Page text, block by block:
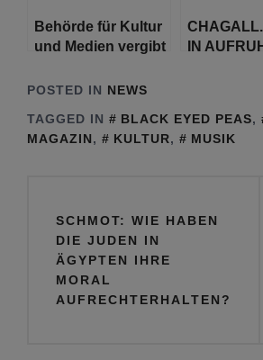
Behörde für Kultur
und Medien vergibt
und weitere
Bildende Kunst in
Hamburg
IN
POSTED IN NEWS
TAGGED IN
BLACK EYED PEAS,
MAGAZIN, KULTUR, MUSIK
SCHMOT: WIE HABEN
DIE JUDEN IN
ÄGYPTEN IHRE
MORAL
AUFRECHTERHALTEN?